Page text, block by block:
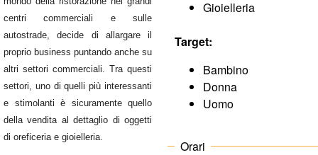
m
m
e
r
centri commerciali e sulle
autostrade, decide di allargare il
proprio business puntando anche su
altri settori commerciali. Tra questi
settori, uno di quelli più interessanti
e stimolanti è sicuramente quello
della vendita al dettaglio di oggetti
di oreficeria e gioielleria.
Gioielleria
Target:
Bambino
Donna
Uomo
Orari